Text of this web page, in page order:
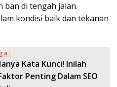
ban di tengah jalan.
kondisi baik dan tekanan
Kata Kunci! Inilah
Penting Dalam SEO